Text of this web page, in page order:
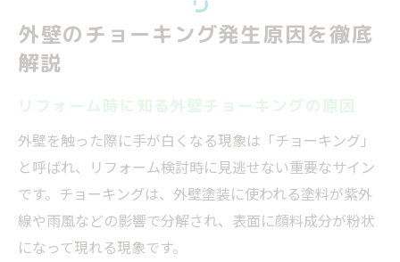
外壁のチョーキング発生原因を徹底
解説
リフォーム時に知る外壁チョーキングの原因
外壁を触った際に手が白くなる現象は「チョーキング」
と呼ばれ、リフォーム検討時に見逃せない重要なサイン
です。チョーキングは、外壁塗装に使われる塗料が紫外
線や雨風などの影響で分解され、表面に顔料成分が粉状
になって現れる現象です。